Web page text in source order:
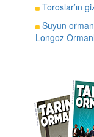
Toroslar’ın
Suyun
Longoz